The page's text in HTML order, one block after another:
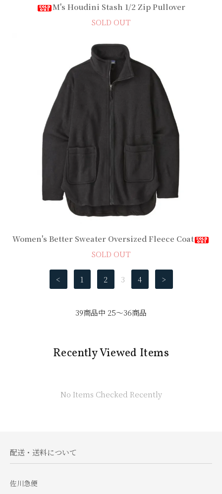
M's Houdini Stash 1/2 Zip Pullover
SOLD OUT
Women's Better Sweater Oversized Fleece Coat
SOLD OUT
< 1 2 3 4 >
39商品中 25～36商品
Recently Viewed Items
No Items Checked Recently
配送・送料について
佐川急便